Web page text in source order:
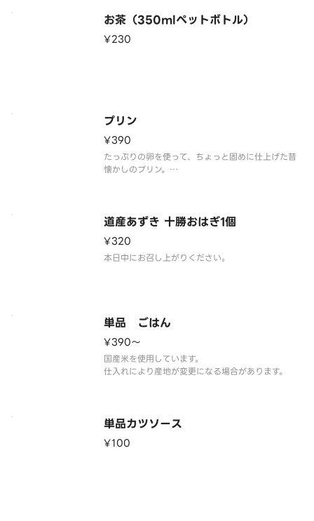
お茶（350mlペットボトル）
¥230
プリン
¥390
たっぷりの卵を使って、ちょっと固めに仕上げた昔
懐かしのプリン。
道産あずき 十勝おはぎ1個
¥320
本日中にお召し上がりください。
単品 ごはん
¥390〜
国産米を使用しています。
単品カツソース
¥100